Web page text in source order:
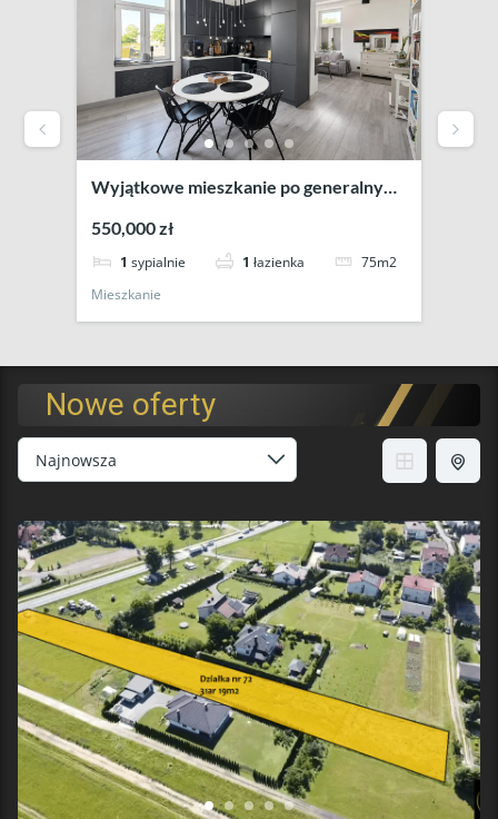
Wyjątkowe mieszkanie po generalnym
550,000 zł
1 sypialnie 1 łazienka
75m2
Mieszkanie
Nowe oferty